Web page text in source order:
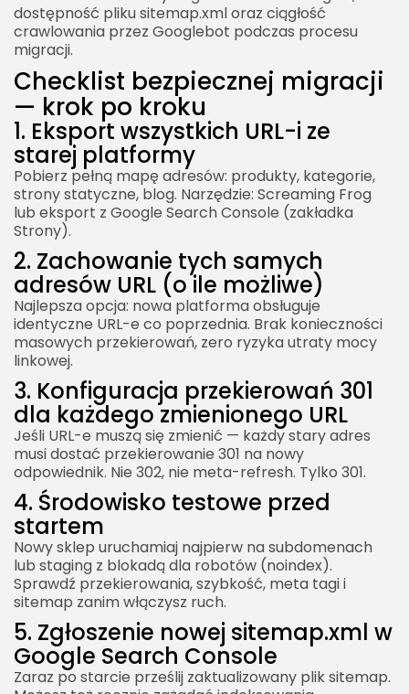
dostępność pliku sitemap.xml oraz ciągłość
crawlowania przez Googlebot podczas procesu
migracji.
Checklist bezpiecznej migracji
— krok po kroku
1. Eksport wszystkich URL-i ze
starej platformy
Pobierz pełną mapę adresów: produkty, kategorie,
strony statyczne, blog. Narzędzie: Screaming Frog
lub eksport z Google Search Console (zakładka
Strony).
2. Zachowanie tych samych
adresów URL (o ile możliwe)
Najlepsza opcja: nowa platforma obsługuje
identyczne URL-e co poprzednia. Brak konieczności
masowych przekierowań, zero ryzyka utraty mocy
linkowej.
3. Konfiguracja przekierowań 301
dla każdego zmienionego URL
Jeśli URL-e muszą się zmienić — każdy stary adres
musi dostać przekierowanie 301 na nowy
odpowiednik. Nie 302, nie meta-refresh. Tylko 301.
4. Środowisko testowe przed
startem
Nowy sklep uruchamiaj najpierw na subdomenach
lub staging z blokadą dla robotów (noindex).
Sprawdź przekierowania, szybkość, meta tagi i
sitemap zanim włączysz ruch.
5. Zgłoszenie nowej sitemap.xml w
Google Search Console
Zaraz po starcie prześlij zaktualizowany plik sitemap.